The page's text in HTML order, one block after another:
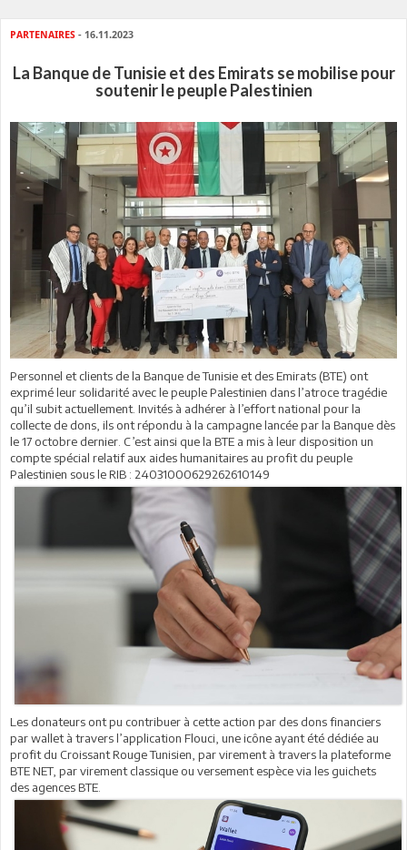
PARTENAIRES - 16.11.2023
La Banque de Tunisie et des Emirats se mobilise pour
soutenir le peuple Palestinien
Personnel et clients de la Banque de Tunisie et des Emirats (BTE) ont
exprimé leur solidarité avec le peuple Palestinien dans l’atroce tragédie
qu’il subit actuellement. Invités à adhérer à l’effort national pour la
collecte de dons, ils ont répondu à la campagne lancée par la Banque dès
le 17 octobre dernier. C’est ainsi que la BTE a mis à leur disposition un
compte spécial relatif aux aides humanitaires au profit du peuple
Palestinien sous le RIB : 24031000629262610149
Les donateurs ont pu contribuer à cette action par des dons financiers
par wallet à travers l’application Flouci, une icône ayant été dédiée au
profit du Croissant Rouge Tunisien, par virement à travers la plateforme
BTE NET, par virement classique ou versement espèce via les guichets
des agences BTE.